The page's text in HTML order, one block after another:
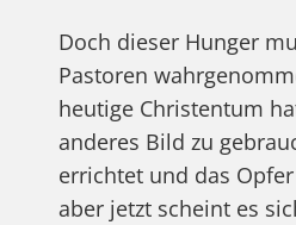
Doch dieser Hunger
Pastoren
heutige Christentum
anderes Bild zu
errichtet und das
aber jetzt scheint es